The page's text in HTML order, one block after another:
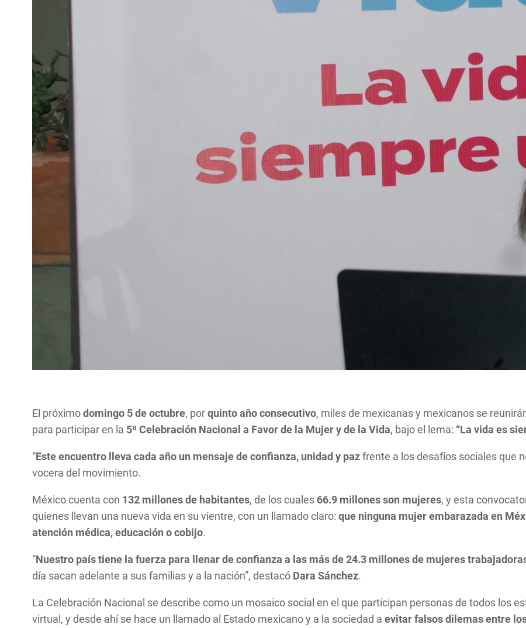
El próximodomingo 5 de octubre, porquinto año consecutivo, miles de mexicanas y mexicanos se
para participar en la 5ª Celebración Nacional a Favor de la Mujer y de la Vida, bajo el lema: “La vida es
“Este encuentro lleva cada año un mensaje de confianza, unidad y pazfrente a los desafíos sociales que
vocera del movimiento.
México cuenta con 132 millones de habitantes, de los cuales 66.9 millones son mujeres, y esta
quienes llevan una nueva vida en su vientre, con un llamado claro:que ninguna mujer embarazada en
atención médica, educación o cobijo.
“Nuestro país tiene la fuerza para llenar de confianza a las más de 24.3 millones de mujeres
día sacan adelante a sus familias y a la nación”, destacó Dara Sánchez.
La Celebración Nacional se describe como un mosaico social en el que participan personas de todos los
virtual, y desde ahí se hace un llamado al Estado mexicano y a la sociedad aevitar falsos dilemas entre